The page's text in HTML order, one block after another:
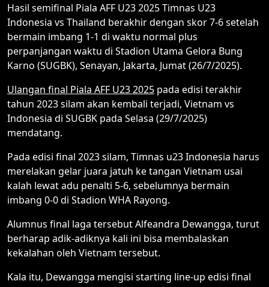
Hasil semifinal Piala AFF U23 2025 Timnas U23
Indonesia vs Thailand berakhir dengan skor 7-6 setelah
bermain imbang 1-1 di waktu normal plus
perpanjangan waktu di Stadion Utama Gelora Bung
Karno (SUGBK), Senayan, Jakarta, Jumat (26/7/2025).
Ulangan final Piala AFF U23 2025 pada edisi terakhir
tahun 2023 silam akan kembali terjadi, Vietnam vs
Indonesia di SUGBK pada Selasa (29/7/2025)
mendatang.
Pada edisi final 2023 silam, Timnas u23 Indonesia harus
merelakan gelar juara jatuh ke tangan Vietnam usai
kalah lewat adu penalti 5-6, sebelumnya bermain
imbang 0-0 di Stadion WHA Rayong.
Alumnus final laga tersebut Alfeandra Dewangga, turut
berharap adik-adiknya kali ini bisa membalaskan
kekalahan oleh Vietnam tersebut.
Kala itu, Dewangga mengisi starting line-up edisi final